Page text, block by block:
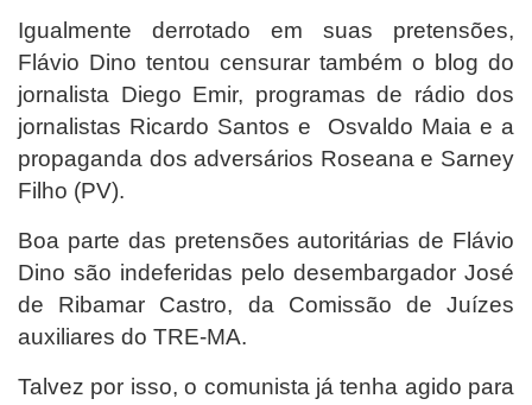
Igualmente derrotado em suas pretensões,
Flávio Dino tentou censurar também o blog do
jornalista Diego Emir, programas de rádio dos
jornalistas Ricardo Santos e Osvaldo Maia e a
propaganda dos adversários Roseana e Sarney
Filho (PV).
Boa parte das pretensões autoritárias de Flávio
Dino são indeferidas pelo desembargador José
de Ribamar Castro, da Comissão de Juízes
auxiliares do TRE-MA.
Talvez por isso, o comunista já tenha agido para